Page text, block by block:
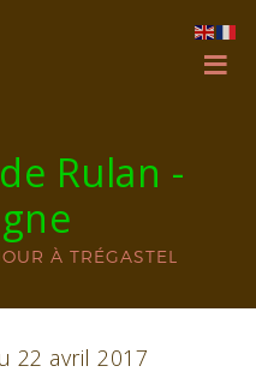
Rulan -
À TRÉGASTEL
22 avril 2017